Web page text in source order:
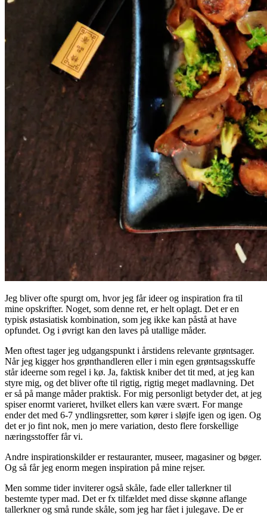
Jeg bliver ofte spurgt om, hvor jeg får ideer og inspiration fra til
mine opskrifter. Noget, som denne ret, er helt oplagt. Det er en
typisk østasiatisk kombination, som jeg ikke kan påstå at have
opfundet. Og i øvrigt kan den laves på utallige måder.
Men oftest tager jeg udgangspunkt i årstidens relevante grøntsager.
Når jeg kigger hos grønthandleren eller i min egen grøntsagsskuffe
står ideerne som regel i kø. Ja, faktisk kniber det tit med, at jeg kan
styre mig, og det bliver ofte til rigtig, rigtig meget madlavning. Det
er så på mange måder praktisk. For mig personligt betyder det, at jeg
spiser enormt varieret, hvilket ellers kan være svært. For mange
ender det med 6-7 yndlingsretter, som kører i sløjfe igen og igen. Og
det er jo fint nok, men jo mere variation, desto flere forskellige
næringsstoffer får vi.
Andre inspirationskilder er restauranter, museer, magasiner og bøger.
Og så får jeg enorm megen inspiration på mine rejser.
Men somme tider inviterer også skåle, fade eller tallerkner til
bestemte typer mad. Det er fx tilfældet med disse skønne aflange
tallerkner og små runde skåle, som jeg har fået i julegave. De er